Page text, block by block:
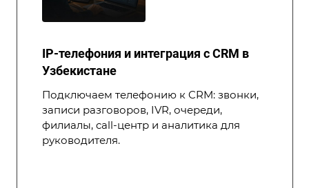
IP-телефония и интеграция с CRM в
Узбекистане
Подключаем телефонию к CRM: звонки,
записи разговоров, IVR, очереди,
филиалы, call-центр и аналитика для
руководителя.